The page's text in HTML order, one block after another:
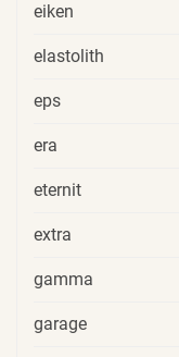
eiken
elastolith
eps
era
eternit
extra
gamma
garage